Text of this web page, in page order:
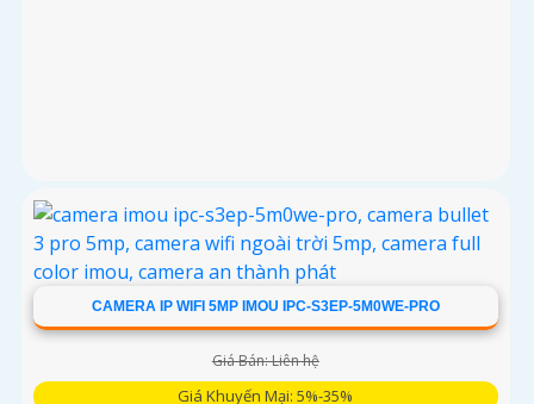
CAMERA IP WIFI 5MP IMOU IPC-S3EP-5M0WE-PRO
Giá Bán: Liên hệ
Giá Khuyến Mại: 5%-35%